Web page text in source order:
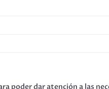
poder dar atención a las